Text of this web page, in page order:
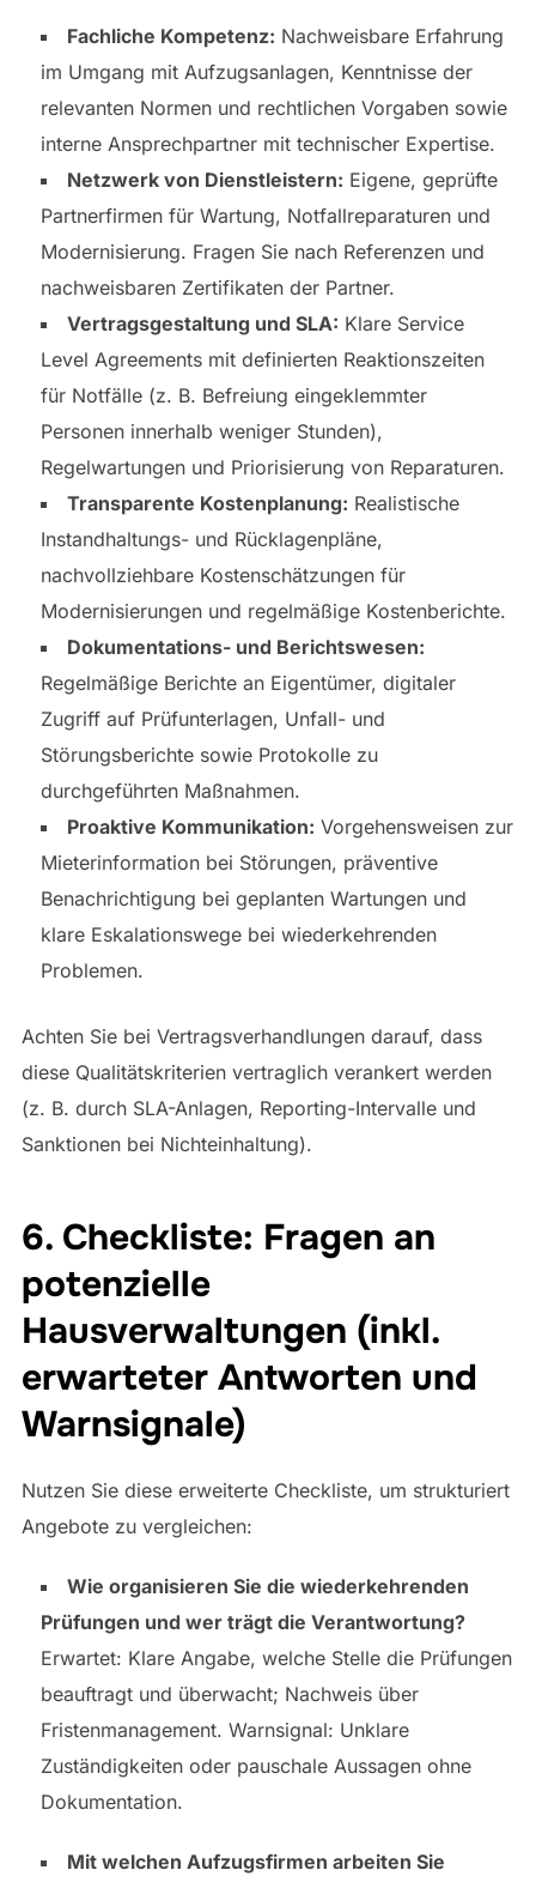
Fachliche Kompetenz: Nachweisbare Erfahrung
im Umgang mit Aufzugsanlagen, Kenntnisse der
relevanten Normen und rechtlichen Vorgaben sowie
interne Ansprechpartner mit technischer Expertise.
Netzwerk von Dienstleistern: Eigene, geprüfte
Partnerfirmen für Wartung, Notfallreparaturen und
Modernisierung. Fragen Sie nach Referenzen und
nachweisbaren Zertifikaten der Partner.
Vertragsgestaltung und SLA: Klare Service
Level Agreements mit definierten Reaktionszeiten
für Notfälle (z. B. Befreiung eingeklemmter
Personen innerhalb weniger Stunden),
Regelwartungen und Priorisierung von Reparaturen.
Transparente Kostenplanung: Realistische
Instandhaltungs- und Rücklagenpläne,
nachvollziehbare Kostenschätzungen für
Modernisierungen und regelmäßige Kostenberichte.
Dokumentations- und Berichtswesen:
Regelmäßige Berichte an Eigentümer, digitaler
Zugriff auf Prüfunterlagen, Unfall- und
Störungsberichte sowie Protokolle zu
durchgeführten Maßnahmen.
Proaktive Kommunikation: Vorgehensweisen zur
Mieterinformation bei Störungen, präventive
Benachrichtigung bei geplanten Wartungen und
klare Eskalationswege bei wiederkehrenden
Problemen.
Achten Sie bei Vertragsverhandlungen darauf, dass
diese Qualitätskriterien vertraglich verankert werden
(z. B. durch SLA-Anlagen, Reporting-Intervalle und
Sanktionen bei Nichteinhaltung).
6. Checkliste: Fragen an
potenzielle
Hausverwaltungen (inkl.
erwarteter Antworten und
Warnsignale)
Nutzen Sie diese erweiterte Checkliste, um strukturiert
Angebote zu vergleichen:
Wie organisieren Sie die wiederkehrenden
Prüfungen und wer trägt die Verantwortung?
Erwartet: Klare Angabe, welche Stelle die Prüfungen
beauftragt und überwacht; Nachweis über
Fristenmanagement. Warnsignal: Unklare
Zuständigkeiten oder pauschale Aussagen ohne
Dokumentation.
Mit welchen Aufzugsfirmen arbeiten Sie